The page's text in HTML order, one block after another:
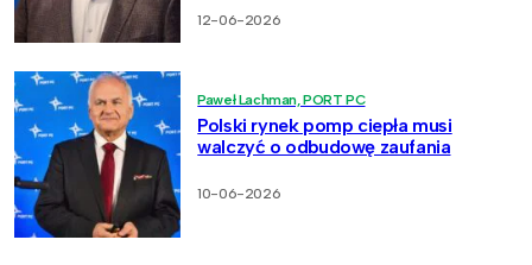
12-06-2026
Paweł Lachman, PORT PC
Polski rynek pomp ciepła musi
walczyć o odbudowę zaufania
10-06-2026